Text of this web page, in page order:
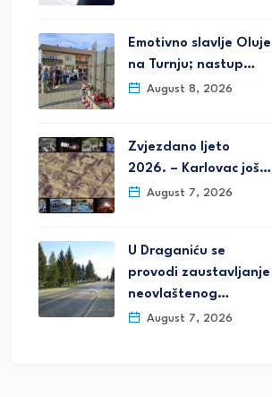
Emotivno slavlje Oluje
na Turnju; nastup…
August 8, 2026
Zvjezdano ljeto
2026. – Karlovac još…
August 7, 2026
U Draganiću se
provodi zaustavljanje
neovlaštenog…
August 7, 2026